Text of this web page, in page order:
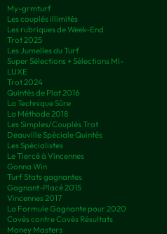
My-grmturf
Les couplés illimités
Les rubriques de Week-End
Trot 2025
Les Jumelles du Turf
Super Sélections + Sélections MI-
LUXE
Trot 2024
Quintés de Plat 2016
La Technique Sûre
La Méthode 2018
Les Simples/Couplés Trot
Deauville Spéciale Quintés
Les Spécialistes
Le Tiercé à Vincennes
Gonna Win
Turf Stats gagnantes
Gagnant-Placé 2015
Vincennes 2017
La Formule Gagnante pour 2020
Covès contre Covès Résultats
Money Masters